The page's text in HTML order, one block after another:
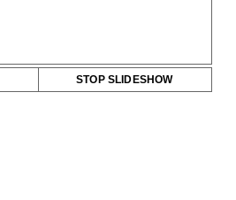
STOP SLIDESHOW